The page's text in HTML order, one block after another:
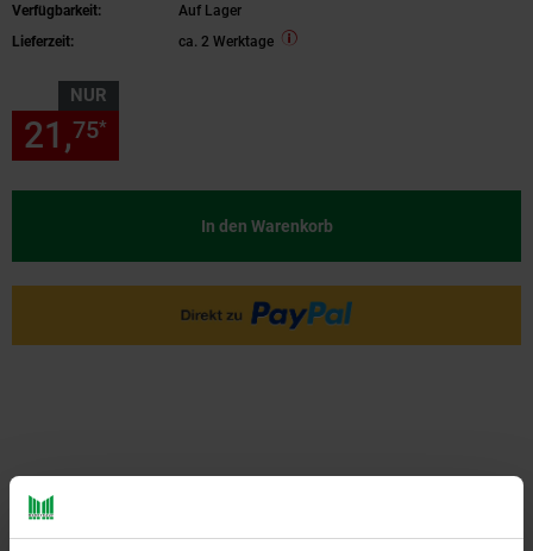
Verfügbarkeit:
Auf Lager
Lieferzeit:
ca. 2 Werktage
NUR
21,75*
In den Warenkorb